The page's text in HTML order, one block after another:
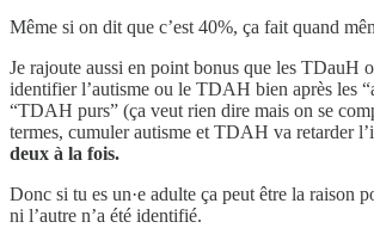
Même si on dit que c’est 40%, ça fait quand
Je rajoute aussi en point bonus que les TDauH
identifier l’autisme ou le TDAH bien après les
“TDAH purs” (ça veut rien dire mais on se
termes, cumuler autisme et TDAH va retarder
deux à la fois.
Donc si tu es un·e adulte ça peut être la raison
ni l’autre n’a été identifié.